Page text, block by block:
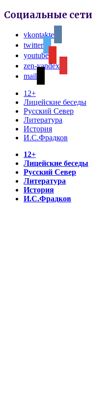
Социальные сети
vkontakte
twitter
youtube
zen-yandex
mail
12+
Лицейские беседы
Русский Север
Литература
История
И.С.Фрадков
12+
Лицейские беседы
Русский Север
Литература
История
И.С.Фрадков